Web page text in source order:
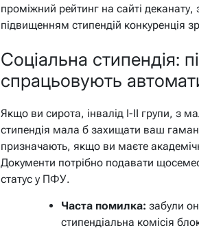
проміжний рейтинг на сайті
підвищенням стипендій конкуренція
Соціальна стипендія:
спрацьовують
Якщо ви сирота, інвалід I-II групи, з
стипендія мала б захищати ваш
призначають, якщо ви маєте
Документи потрібно подавати
статус у ПФУ.
Часта помилка: забули
стипендіальна комісія